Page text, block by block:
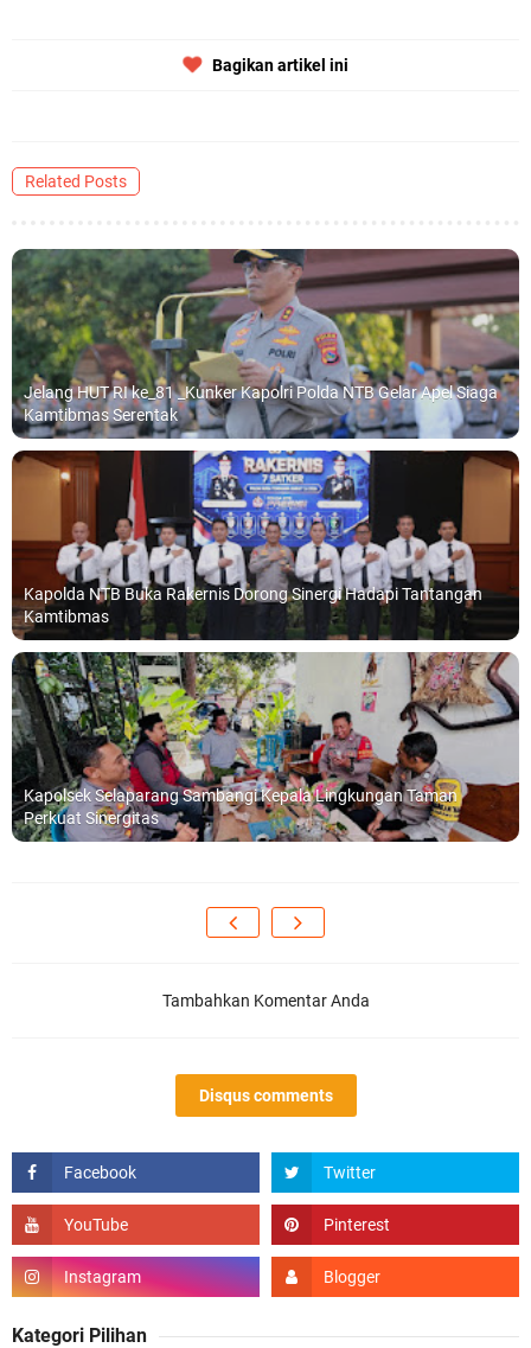
Bagikan artikel ini
Related Posts
Jelang HUT RI ke_81 _Kunker Kapolri Polda NTB Gelar Apel Siaga
Kamtibmas Serentak
Kapolda NTB Buka Rakernis Dorong Sinergi Hadapi Tantangan
Kamtibmas
Kapolsek Selaparang Sambangi Kepala Lingkungan Taman
Perkuat Sinergitas
Tambahkan Komentar Anda
Disqus comments
Kategori Pilihan